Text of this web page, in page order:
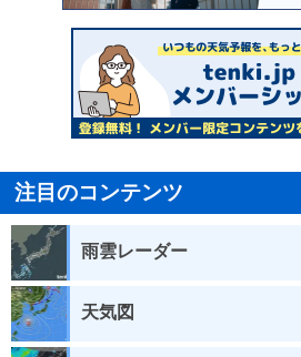
注目のコンテンツ
雨雲レーダー
天気図